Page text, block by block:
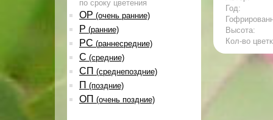
по сроку цветения
ОР (очень ранние)
Р (ранние)
РС (раннесредние)
С (средние)
СП (среднепоздние)
П (поздние)
ОП (очень поздние)
Год:
Высота:
Кол-во